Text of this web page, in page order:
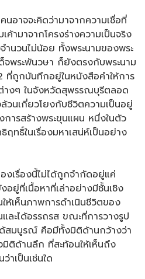
อาจจะคิดว่ามาจากความเชื่อที่
ค้ามาจากโครงร่างความเป็นจริง
นวนไม่น้อย ทั้งพระนามของพระ
พระพันวษา ก็ยังตรงกับพระนาม
ที่ถูกบันทึกอยู่ในหนังสือคำให้การ
างๆ ในจังหวัดสุพรรณบุรีตลอด
วนเกี่ยวโยงกับชีวิตความเป็นอยู่
ารสร้างพระขุนแผน หนึ่งในตัว
ทธิ์ในเรื่องมหาเสน่ห์เป็นอย่าง
งเรื่องนี้ไม่ได้ถูกจำกัดอยู่แค่
อยู่ที่เนื้อหาที่เล่าอย่างมีชั้นเชิง
ห้เห็นภาพการดำเนินชีวิตของ
ละได้อรรถรส ขณะที่การวางรูป
สมบูรณ์ คือมีทั้งมิติด้านกว้างว่า
มิติด้านลึก ที่สะท้อนให้เห็นถึง
าเป็นเช่นใด